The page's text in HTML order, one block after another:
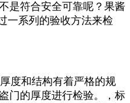
是符合安全可靠呢？果酱
一系列的验收方法来检
度和结构有着严格的规
门的厚度进行检验。，标